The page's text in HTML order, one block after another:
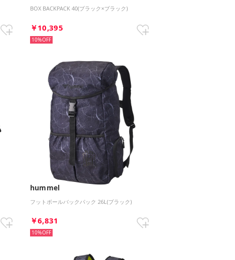
BOX BACKPACK 40(ブラック×ブラック)
￥10,395
10%
hummel
フットボールバックパック 26L(ブラック)
￥6,831
10%